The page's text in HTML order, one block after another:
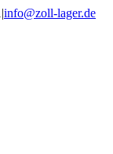
|info@zoll-lager.de